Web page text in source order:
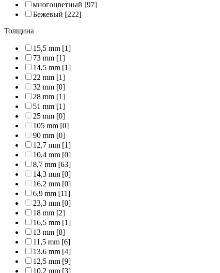
многоцветный [97]
Бежевый [222]
Толщина
15,5 mm [1]
73 mm [1]
14,5 mm [1]
22 mm [1]
32 mm [0]
28 mm [1]
51 mm [1]
25 mm [0]
105 mm [0]
90 mm [0]
12,7 mm [1]
10,4 mm [0]
8,7 mm [63]
14,3 mm [0]
16,2 mm [0]
6,9 mm [11]
23,3 mm [0]
18 mm [2]
16,5 mm [1]
13 mm [8]
11,5 mm [6]
13.6 mm [4]
12,5 mm [9]
10,2 mm [3]